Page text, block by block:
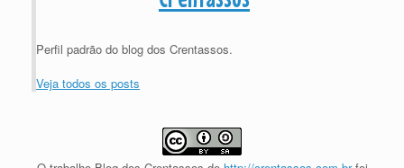
Perfil padrão do blog dos Crentassos.
Veja todos os posts